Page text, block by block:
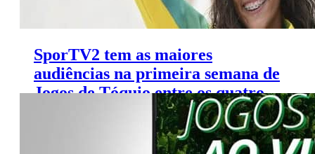
SporTV2 tem as maiores
audiências na primeira semana de
Jogos de Tóquio entre os quatro